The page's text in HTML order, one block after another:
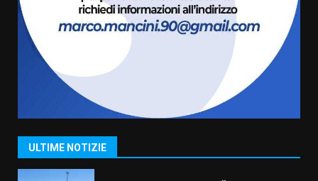
ULTIME NOTIZIE
La magia del Minareto e la prima
assoluta de “L’Albergo
Belvedere. Il rapimento”
6 Agosto 2026 06:15
1
“I Contestatori: Musica di
Rivoluzione”: nuovo
appuntamento con “Fasano in